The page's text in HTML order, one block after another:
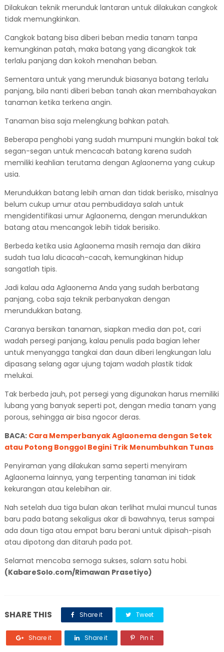
Dilakukan teknik merunduk lantaran untuk dilakukan cangkok
tidak memungkinkan.
Cangkok batang bisa diberi beban media tanam tanpa
kemungkinan patah, maka batang yang dicangkok tak
terlalu panjang dan kokoh menahan beban.
Sementara untuk yang merunduk biasanya batang terlalu
panjang, bila nanti diberi beban tanah akan membahayakan
tanaman ketika terkena angin.
Tanaman bisa saja melengkung bahkan patah.
Beberapa penghobi yang sudah mumpuni mungkin bakal tak
segan-segan untuk mencacah batang karena sudah
memiliki keahlian terutama dengan Aglaonema yang cukup
usia.
Merundukkan batang lebih aman dan tidak berisiko, misalnya
belum cukup umur atau pembudidaya salah untuk
mengidentifikasi umur Aglaonema, dengan merundukkan
batang atau mencangok lebih tidak berisiko.
Berbeda ketika usia Aglaonema masih remaja dan dikira
sudah tua lalu dicacah-cacah, kemungkinan hidup
sangatlah tipis.
Jadi kalau ada Aglaonema Anda yang sudah berbatang
panjang, coba saja teknik perbanyakan dengan
merundukkan batang.
Caranya bersikan tanaman, siapkan media dan pot, cari
wadah persegi panjang, kalau penulis pada bagian leher
untuk menyangga tangkai dan daun diberi lengkungan lalu
dipasang selang agar ujung tajam wadah plastik tidak
melukai.
Tak berbeda jauh, pot persegi yang digunakan harus memiliki
lubang yang banyak seperti pot, dengan media tanam yang
porous, sehingga air bisa ngocor deras.
BACA: Cara Memperbanyak Aglaonema dengan Setek
atau Potong Bonggol Begini Trik Menumbuhkan Tunas
Penyiraman yang dilakukan sama seperti menyiram
Aglaonema lainnya, yang terpenting tanaman ini tidak
kekurangan atau kelebihan air.
Nah setelah dua tiga bulan akan terlihat mulai muncul tunas
baru pada batang sekaligus akar di bawahnya, terus sampai
ada daun tiga atau empat baru berani untuk dipisah-pisah
atau dipotong dan ditaruh pada pot.
Selamat mencoba semoga sukses, salam satu hobi.
(KabareSolo.com/Rimawan Prasetiyo)
SHARE THIS Share it Tweet
Share it Share it Pin it